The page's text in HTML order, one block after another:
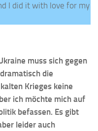
I did it with love for my
muss sich gegen
die
Krieges keine
ich möchte mich auf
befassen. Es gibt
leider auch